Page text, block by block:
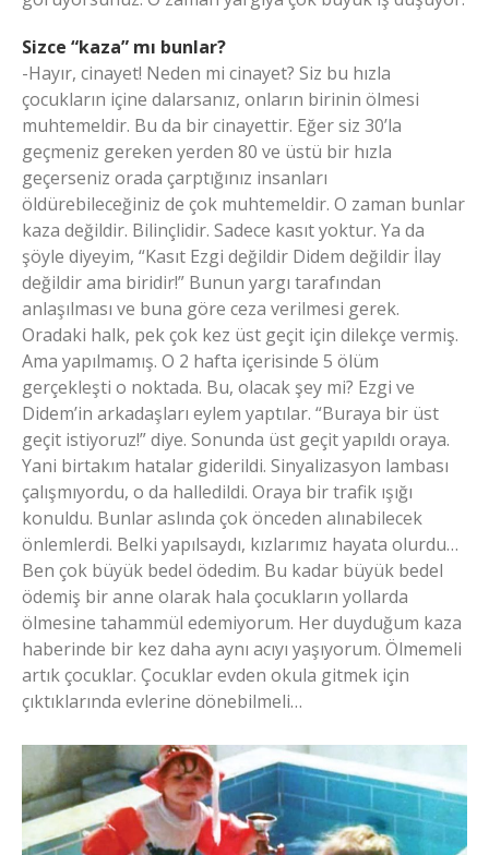
Sizce “kaza” mı bunlar?
-Hayır, cinayet! Neden mi cinayet? Siz bu hızla
çocukların içine dalarsanız, onların birinin ölmesi
muhtemeldir. Bu da bir cinayettir. Eğer siz 30’la
geçmeniz gereken yerden 80 ve üstü bir hızla
geçerseniz orada çarptığınız insanları
öldürebileceğiniz de çok muhtemeldir. O zaman bunlar
kaza değildir. Bilinçlidir. Sadece kasıt yoktur. Ya da
şöyle diyeyim, “Kasıt Ezgi değildir Didem değildir İlay
değildir ama biridir!” Bunun yargı tarafından
anlaşılması ve buna göre ceza verilmesi gerek.
Oradaki halk, pek çok kez üst geçit için dilekçe vermiş.
Ama yapılmamış. O 2 hafta içerisinde 5 ölüm
gerçekleşti o noktada. Bu, olacak şey mi? Ezgi ve
Didem’in arkadaşları eylem yaptılar. “Buraya bir üst
geçit istiyoruz!” diye. Sonunda üst geçit yapıldı oraya.
Yani birtakım hatalar giderildi. Sinyalizasyon lambası
çalışmıyordu, o da halledildi. Oraya bir trafik ışığı
konuldu. Bunlar aslında çok önceden alınabilecek
önlemlerdi. Belki yapılsaydı, kızlarımız hayata olurdu…
Ben çok büyük bedel ödedim. Bu kadar büyük bedel
ödemiş bir anne olarak hala çocukların yollarda
ölmesine tahammül edemiyorum. Her duyduğum kaza
haberinde bir kez daha aynı acıyı yaşıyorum. Ölmemeli
artık çocuklar. Çocuklar evden okula gitmek için
çıktıklarında evlerine dönebilmeli…